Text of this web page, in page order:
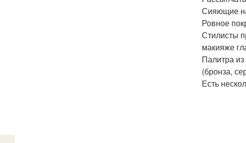
Сияющие
Ровное
Стилисты
макияже
Палитра из
(бронза,
Есть